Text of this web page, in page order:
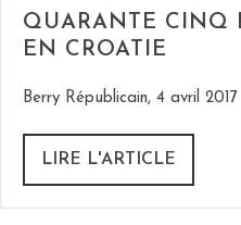
QUARANTE CINQ
EN CROATIE
Berry Républicain, 4 avril 2017
LIRE L'ARTICLE